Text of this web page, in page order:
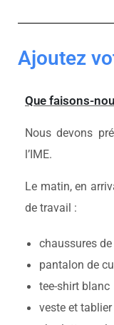
Ajoutez
Que faisons-
Nous devons
l’IME.
Le matin, en
de travail :
chaussures
pantalon de
tee-shirt blanc
veste et tablier